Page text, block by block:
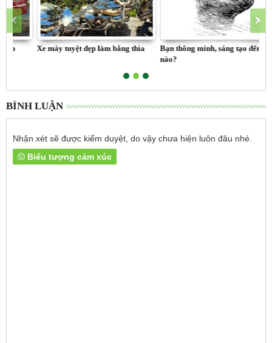
Xe máy tuyệt đẹp làm bằng thìa
Bạn thông minh, sáng tạo đến mức
BÌNH LUẬN
Nhận xét sẽ được kiểm duyệt, do vậy chưa hiện luôn đâu nhé.
Biểu tượng cảm xúc